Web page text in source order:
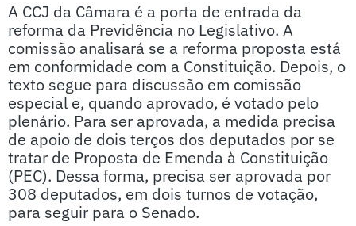
A CCJ da Câmara é a porta de entrada da
reforma da Previdência no Legislativo. A
comissão analisará se a reforma proposta está
em conformidade com a Constituição. Depois, o
texto segue para discussão em comissão
especial e, quando aprovado, é votado pelo
plenário. Para ser aprovada, a medida precisa
de apoio de dois terços dos deputados por se
tratar de Proposta de Emenda à Constituição
(PEC). Dessa forma, precisa ser aprovada por
308 deputados, em dois turnos de votação,
para seguir para o Senado.